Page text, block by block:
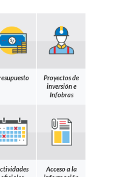
Proyectos de
inversión e
Infobras
Acceso a la